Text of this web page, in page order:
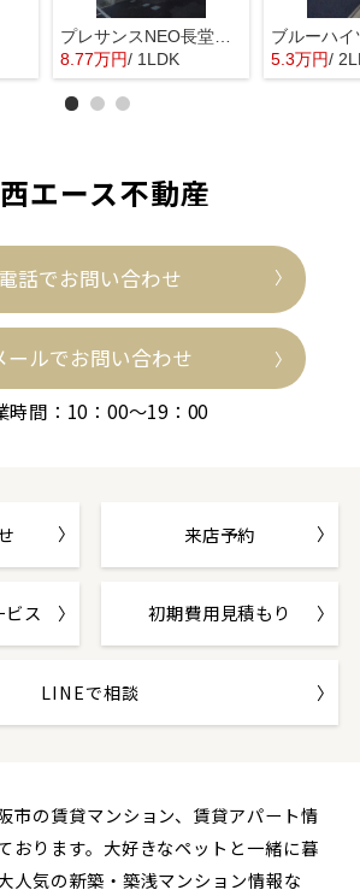
プレサンスNEO長堂アウローラ
8.77万円/ 1LDK
ブルーハイ
5.3万円/
エース不動産
電話でお問い合わせ
ールでお問い合わせ
時間：10：00～19：00
来店予約
ス 初期費用見積もり
LINEで相談
市の賃貸マンション、賃貸アパート情
おります。大好きなペットと一緒に暮
人気の新築・築浅マンション情報な